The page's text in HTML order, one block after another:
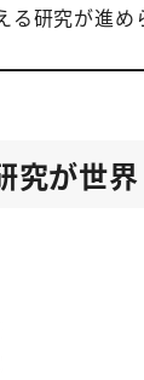
る研究が進め
が世